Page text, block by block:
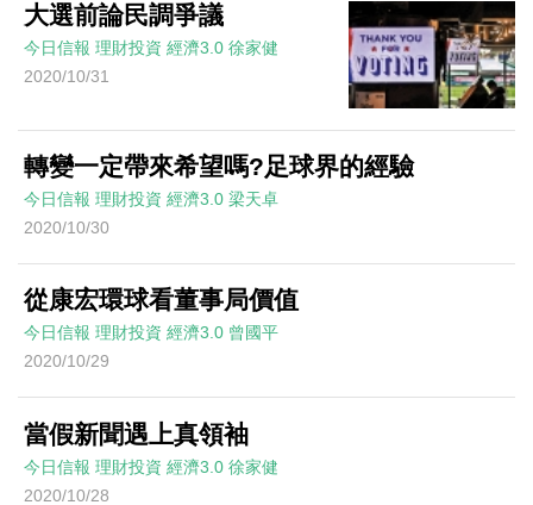
大選前論民調爭議
今日信報 理財投資 經濟3.0 徐家健
2020/10/31
轉變一定帶來希望嗎?足球界的經驗
今日信報 理財投資 經濟3.0 梁天卓
2020/10/30
從康宏環球看董事局價值
今日信報 理財投資 經濟3.0 曾國平
2020/10/29
當假新聞遇上真領袖
今日信報 理財投資 經濟3.0 徐家健
2020/10/28